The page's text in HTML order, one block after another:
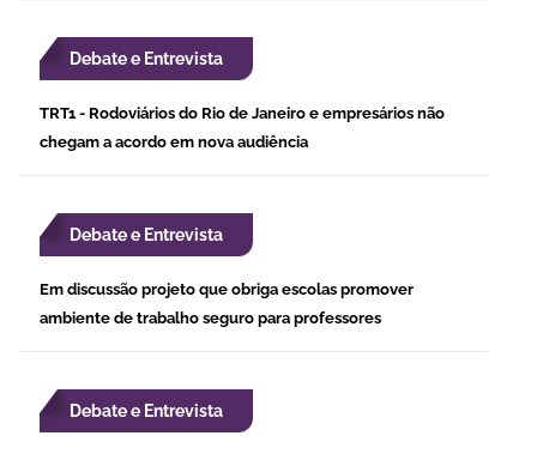
Debate e Entrevista
TRT1 - Rodoviários do Rio de Janeiro e empresários não
chegam a acordo em nova audiência
Debate e Entrevista
Em discussão projeto que obriga escolas promover
ambiente de trabalho seguro para professores
Debate e Entrevista